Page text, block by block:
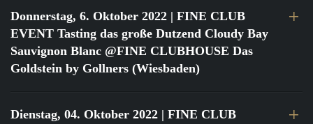
Donnerstag, 6. Oktober 2022 | FINE CLUB
EVENT Tasting das große Dutzend Cloudy Bay
Sauvignon Blanc @FINE CLUBHOUSE Das
Goldstein by Gollners (Wiesbaden)
Dienstag, 04. Oktober 2022 | FINE CLUB